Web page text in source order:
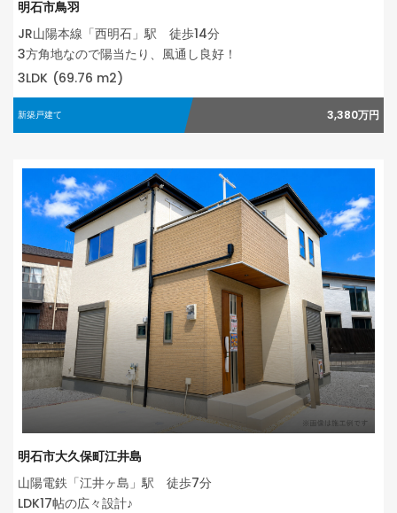
明石市鳥羽
JR山陽本線「西明石」駅 徒歩14分
3方角地なので陽当たり、風通し良好！
3LDK (69.76 m2)
新築戸建て 3,380万円
明石市大久保町江井島
山陽電鉄「江井ヶ島」駅 徒歩7分
LDK17帖の広々設計♪